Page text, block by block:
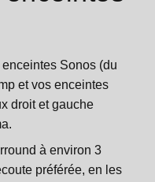
enceintes Sonos (du
et vos enceintes
droit et gauche
à environ 3
préférée, en les